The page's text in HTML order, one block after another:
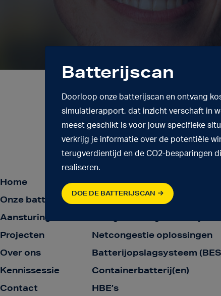
Batterijscan
Doorloop onze batterijscan en ontvang
simulatierapport, dat inzicht verschaft in
meest geschikt is voor jouw specifieke
verkrijg je informatie over de potentiële
terugverdientijd en de CO2-besparingen
realiseren.
DOE DE BATTERIJSCAN
Home
Onze batterijen
Aansturing
Projecten
Over ons
Kennissessie
Contact
Energiehandel
Netcongestie oplossingen
Batterijopslagsysteem
Containerbatterij(en)
HBE’s